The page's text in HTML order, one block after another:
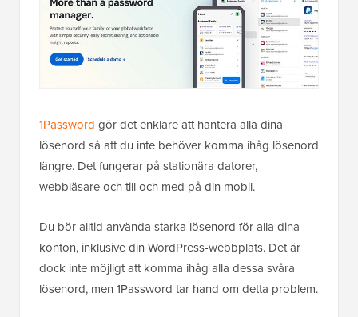
1Password gör det enklare att hantera alla dina
lösenord så att du inte behöver komma ihåg lösenord
längre. Det fungerar på stationära datorer,
webbläsare och till och med på din mobil.
Du bör alltid använda starka lösenord för alla dina
konton, inklusive din WordPress-webbplats. Det är
dock inte möjligt att komma ihåg alla dessa svåra
lösenord, men 1Password tar hand om detta problem.